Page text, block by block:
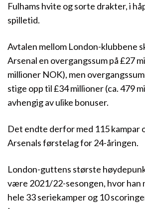
Fulhams hvite og sorte drakter, i
spilletid.
Avtalen mellom London-klubbene
Arsenal en overgangssum på £27
millioner NOK), men
stige opp til £34 millioner (ca. 479
avhengig av ulike bonuser.
Det endte derfor med 115 kampar
Arsenals førstelag for 24-åringen.
London-guttens største
være 2021/22-sesongen, hvor han
hele 33 seriekamper og 10